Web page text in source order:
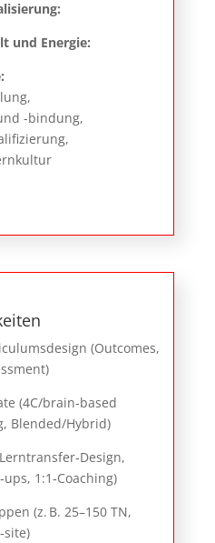
und Energie:
-bindung,
(Outcomes,
(4C/brain‑based
Blended/Hybrid)
1:1‑Coaching)
(z. B. 25–150 TN,